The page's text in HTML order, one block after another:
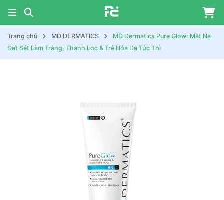
Trang chủ MD DERMATICS
MD Dermatics Pure Glow: Mặt Nạ
Đất Sét Làm Trắng, Thanh Lọc & Trẻ Hóa Da Tức Thì